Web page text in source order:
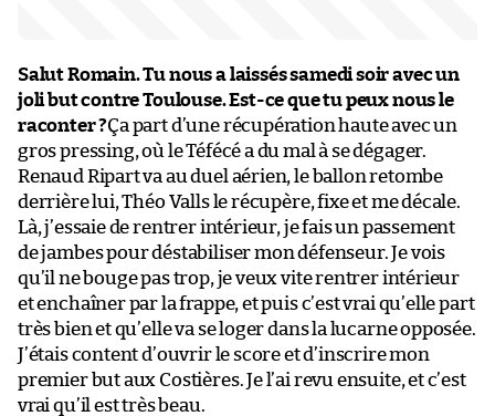
Salut Romain. Tu nous a laissés samedi soir avec un
joli but contre Toulouse. Est-ce que tu peux nous le
raconter ?Ça part d’une récupération haute avec un
gros pressing, où le Téfécé a du mal à se dégager.
Renaud Ripart va au duel aérien, le ballon retombe
derrière lui, Théo Valls le récupère, fixe et me décale.
Là, j’essaie de rentrer intérieur, je fais un passement
de jambes pour déstabiliser mon défenseur. Je vois
qu’il ne bouge pas trop, je veux vite rentrer intérieur
et enchaîner par la frappe, et puis c’est vrai qu’elle part
très bien et qu’elle va se loger dans la lucarne opposée.
J’étais content d’ouvrir le score et d’inscrire mon
premier but aux Costières. Je l’ai revu ensuite, et c’est
vrai qu’il est très beau.